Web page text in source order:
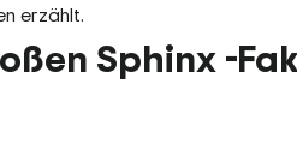
erzählt.
Sphinx -